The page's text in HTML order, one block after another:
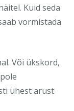
Kuid seda
vormistada
Või ükskord,
ühest arust